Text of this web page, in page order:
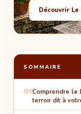
Découvrir
SOMMAIRE
01Comprendre le
terroir dit à